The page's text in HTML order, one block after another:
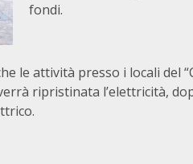
fondi.
le attività presso i locali del
ripristinata l’elettricità,